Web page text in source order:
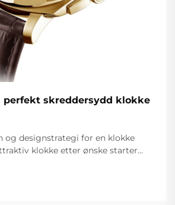
perfekt skreddersydd klokke
og designstrategi for en klokke
klokke etter ønske starter
eller en personlig